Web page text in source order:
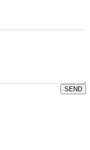
SEND